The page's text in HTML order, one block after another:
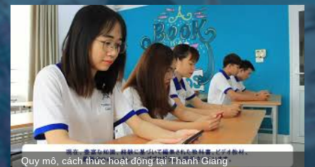
Quy mô, cách thức hoạt động tại Thanh Giang